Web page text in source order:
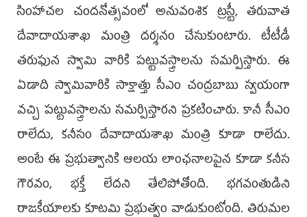
సింహాచల చందనోత్సవంలో అనువంశిక ట్రస్టీ, తరువాత
దేవాదాయశాఖ మంత్రి దర్శనం చేసుకుంటారు. టీటీడీ
తరుఫున స్వామి వారికి పట్టువస్త్రాలను సమర్పిస్తారు. ఈ
ఏడాది స్వామివారికి సాక్షాత్తు సీఎం చంద్రబాబు స్వయంగా
వచ్చి పట్టువస్త్రాలను సమర్పిస్తారని ప్రకటించారు. కానీ సీఎం
రాలేదు, కనీసం దేవాదాయశాఖ మంత్రి కూడా రాలేదు.
అంటే ఈ ప్రభుత్వానికి ఆలయ లాంఛనాలపైన కూడా కనీస
గౌరవం, భక్తీ లేదని తేలిపోతోంది. భగవంతుడిని
రాజకీయాలకు కూటమి ప్రభుత్వం వాడుకుంటోంది. తిరుమల